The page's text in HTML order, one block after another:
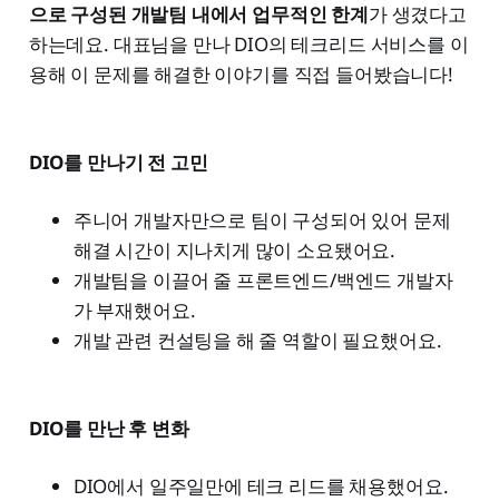
으로 구성된 개발팀 내에서 업무적인 한계가 생겼다고
하는데요. 대표님을 만나 DIO의 테크리드 서비스를 이
용해 이 문제를 해결한 이야기를 직접 들어봤습니다!
DIO를 만나기 전 고민
주니어 개발자만으로 팀이 구성되어 있어 문제
해결 시간이 지나치게 많이 소요됐어요.
개발팀을 이끌어 줄 프론트엔드/백엔드 개발자
가 부재했어요.
개발 관련 컨설팅을 해 줄 역할이 필요했어요.
DIO를 만난 후 변화
DIO에서 일주일만에 테크 리드를 채용했어요.